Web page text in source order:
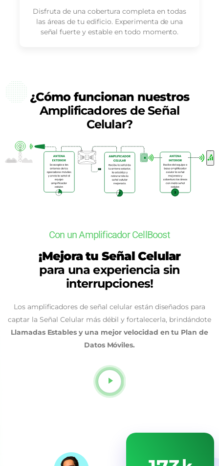
Disfruta de una cobertura completa en todas
las áreas de tu edificio. Experimenta de una
señal fuerte y estable en todo momento.
¿Cómo funcionan nuestros
Amplificadores de Señal
Celular?
Con un Amplificador CellBoost
¡Mejora tu Señal Celular
para una experiencia sin
interrupciones!
Los amplificadores de señal celular están diseñados para
captar la Señal Celular más débil y fortalecerla, brindándote
Llamadas Estables y una mejor velocidad en tu Plan de
Datos Móviles.